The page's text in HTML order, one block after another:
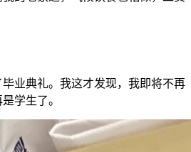
业典礼。我这才发现，我即将不再
学生了。